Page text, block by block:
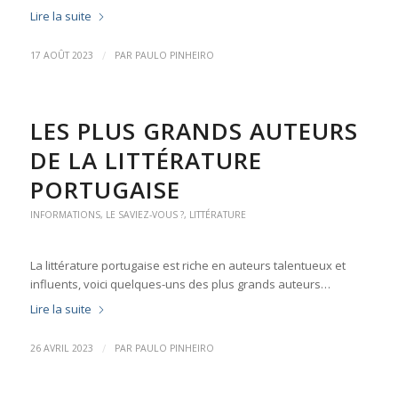
Lire la suite
17 AOÛT 2023 / PAR PAULO PINHEIRO
LES PLUS GRANDS AUTEURS
DE LA LITTÉRATURE
PORTUGAISE
INFORMATIONS, LE SAVIEZ-VOUS ?, LITTÉRATURE
La littérature portugaise est riche en auteurs talentueux et
influents, voici quelques-uns des plus grands auteurs…
Lire la suite
26 AVRIL 2023 / PAR PAULO PINHEIRO